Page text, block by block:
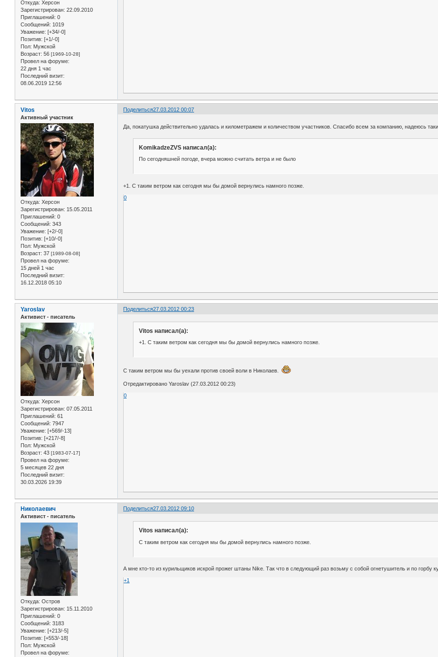
Откуда: Херсон
Зарегистрирован: 22.09.2010
Приглашений: 0
Сообщений: 1019
Уважение: [+34/-0]
Позитив: [+1/-0]
Пол: Мужской
Возраст: 56 [1969-10-28]
Провел на форуме:
22 дня 1 час
Последний визит:
08.06.2019 12:56
Поделиться27.03.2012 00:07
Vitos
Активный участник
Откуда: Херсон
Зарегистрирован: 15.05.2011
Приглашений: 0
Сообщений: 343
Уважение: [+2/-0]
Позитив: [+10/-0]
Пол: Мужской
Возраст: 37 [1989-08-08]
Провел на форуме:
15 дней 1 час
Последний визит:
16.12.2018 05:10
Да, покатушка действительно удалась и километражем и количеством участников. Спасибо всем за компанию, надеюсь
KomikadzeZVS написал(а):
По сегодняшней погоде, вчера можно считать ветра и не было
+1. С таким ветром как сегодня мы бы домой вернулись намного позже.
0
Поделиться27.03.2012 00:23
Yaroslav
Активист - писатель
Откуда: Херсон
Зарегистрирован: 07.05.2011
Приглашений: 61
Сообщений: 7947
Уважение: [+569/-13]
Позитив: [+217/-8]
Пол: Мужской
Возраст: 43 [1983-07-17]
Провел на форуме:
5 месяцев 22 дня
Последний визит:
30.03.2026 19:39
Vitos написал(а):
+1. С таким ветром как сегодня мы бы домой вернулись намного позже.
C таким ветром мы бы уехали против своей воли в Николаев.
Отредактировано Yaroslav (27.03.2012 00:23)
0
Поделиться27.03.2012 09:10
Николаевич
Активист - писатель
Откуда: Остров
Зарегистрирован: 15.11.2010
Приглашений: 0
Сообщений: 3183
Уважение: [+213/-5]
Позитив: [+553/-18]
Пол: Мужской
Провел на форуме:
Vitos написал(а):
С таким ветром как сегодня мы бы домой вернулись намного позже.
А мне кто-то из курильщиков искрой прожег штаны Nike. Так что в следующий раз возьму с собой огнетушитель и по горбу
+1